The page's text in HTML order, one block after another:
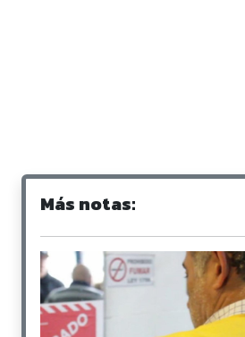
Más notas: